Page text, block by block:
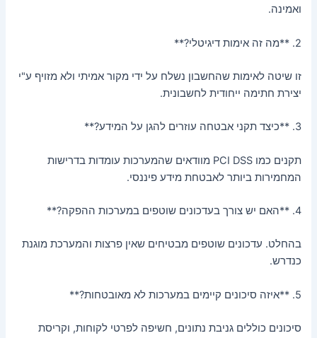
ואמינה.
2. **מה זה אימות דיגיטלי?**
זו שיטה לאימות שהחשבון נשלח על ידי מקור אמיתי ולא מזויף ע"י
יצירת חתימה ייחודית לחשבונית.
3. **כיצד תקני אבטחה עוזרים להגן על המידע?**
תקנים כמו PCI DSS מוודאים שהמערכות עומדות בדרישות
המחמירות ביותר לאבטחת מידע פיננסי.
4. **האם יש צורך בעדכונים שוטפים במערכות ההפקה?**
בהחלט. עדכונים שוטפים מבטיחים שאין פרצות והמערכת מוגנת
כנדרש.
5. **איזה סיכונים קיימים במערכות לא מאובטחות?**
סיכונים כוללים גניבת נתונים, חשיפה לפרטי לקוחות, וקריסת